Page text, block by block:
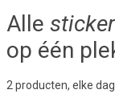
Alle
op één
2 producten, elke